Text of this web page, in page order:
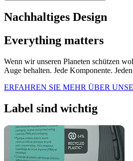
Nachhaltiges Design
Everything matters
Wenn wir unseren Planeten schützen
Auge behalten. Jede Komponente.
ERFAHREN SIE MEHR ÜBER
Label sind wichtig